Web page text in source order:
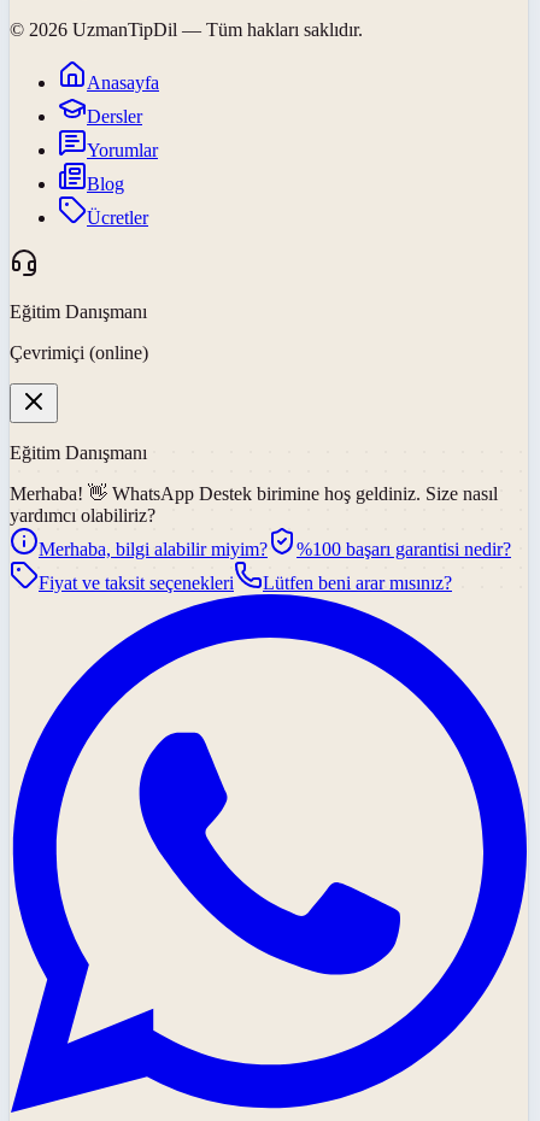
© 2026 UzmanTipDil — Tüm hakları saklıdır.
Anasayfa
Dersler
Yorumlar
Blog
Ücretler
Eğitim Danışmanı
Çevrimiçi (online)
Eğitim Danışmanı
Merhaba! 👋 WhatsApp Destek birimine hoş geldiniz. Size nasıl
yardımcı olabiliriz?
Merhaba, bilgi alabilir miyim?
%100 başarı garantisi nedir?
Fiyat ve taksit seçenekleri
Lütfen beni arar mısınız?